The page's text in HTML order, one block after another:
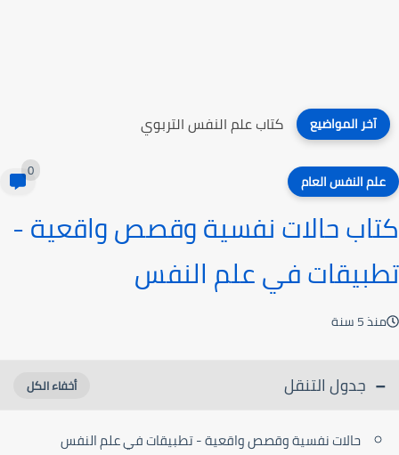
آخر المواضيع كتاب علم النفس التربوي
علم النفس العام 0
كتاب حالات نفسية وقصص واقعية -
تطبيقات في علم النفس
منذ 5 سنة
جدول التنقل
حالات نفسية وقصص واقعية - تطبيقات في علم النفس